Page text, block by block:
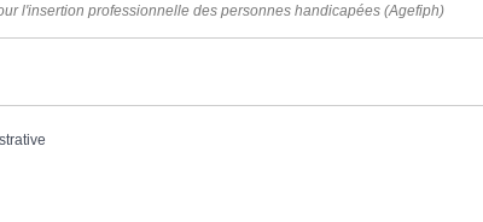
l'insertion professionnelle des personnes handicapées (Agefiph)